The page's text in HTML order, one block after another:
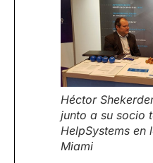
Héctor
junto a su socio
HelpSystems en
Miami